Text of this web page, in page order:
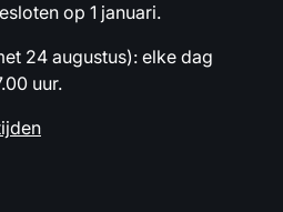
op 1 januari.
24 augustus): elke dag
uur.